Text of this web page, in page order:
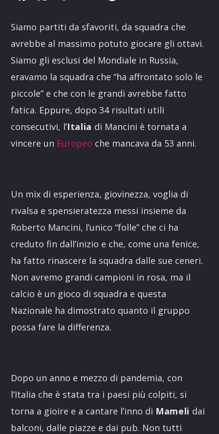
Siamo partiti da sfavoriti, da squadra che
avrebbe al massimo potuto giocare gli ottavi.
Siamo gli esclusi del Mondiale in Russia,
eravamo la squadra che “ha affrontato solo le
piccole” e che con le grandi avrebbe fatto
fatica. Eppure, dopo 34 risultati utili
consecutivi, l’Italia di Mancini è tornata a
vincere un Europeo che mancava da 53 anni.
Un mix di esperienza, giovinezza, voglia di
rivalsa e spensieratezza messi insieme da
Roberto Mancini, l’unico “folle” che ci ha
creduto fin dall’inizio e che, come una fenice,
ha fatto rinascere la squadra dalle sue ceneri.
Non avremo grandi campioni in rosa, ma il
calcio è un gioco di squadra e questa
Nazionale ha dimostrato quanto il gruppo
possa fare la differenza.
Dopo un anno e mezzo di pandemia, con
l’Italia che è stata tra i paesi più colpiti, si
torna a gioire e a cantare l’inno di Mameli dai
balconi, dalle piazze e dai pub. Non tutti